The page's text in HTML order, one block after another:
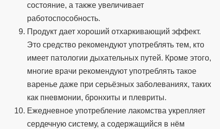
состояние, а также увеличивает
работоспособность.
Продукт дает хороший отхаркивающий эффект.
Это средство рекомендуют употреблять тем, кто
имеет патологии дыхательных путей. Кроме этого,
многие врачи рекомендуют употреблять такое
варенье даже при серьёзных заболеваниях, таких
как пневмонии, бронхиты и плевриты.
Ежедневное употребление лакомства укрепляет
сердечную систему, а содержащийся в нём